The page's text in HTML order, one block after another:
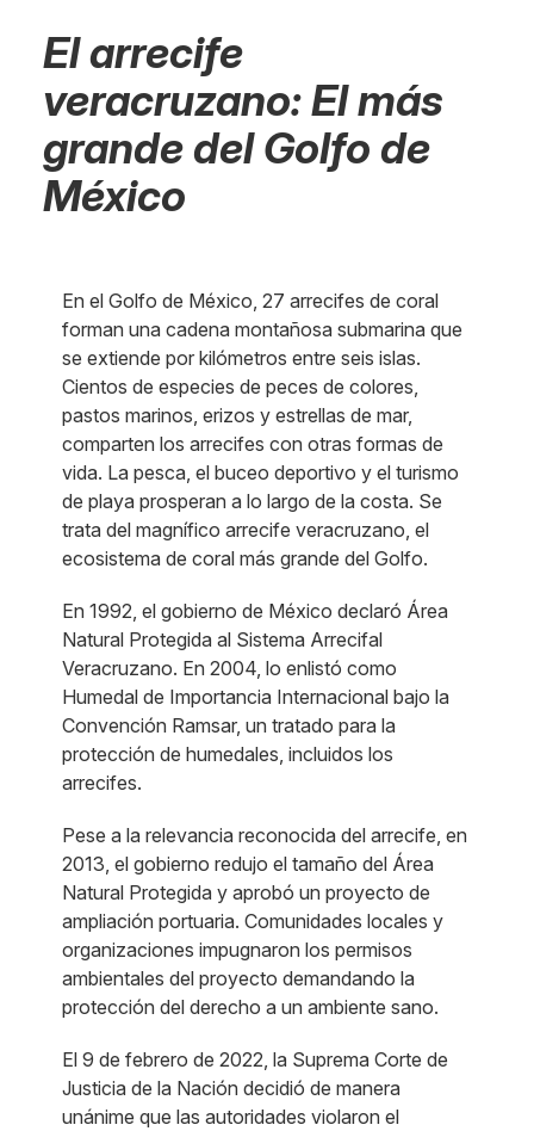
El arrecife
veracruzano: El más
grande del Golfo de
México
En el Golfo de México, 27 arrecifes de coral
forman una cadena montañosa submarina que
se extiende por kilómetros entre seis islas.
Cientos de especies de peces de colores,
pastos marinos, erizos y estrellas de mar,
comparten los arrecifes con otras formas de
vida. La pesca, el buceo deportivo y el turismo
de playa prosperan a lo largo de la costa. Se
trata del magnífico arrecife veracruzano, el
ecosistema de coral más grande del Golfo.
En 1992, el gobierno de México declaró Área
Natural Protegida al Sistema Arrecifal
Veracruzano. En 2004, lo enlistó como
Humedal de Importancia Internacional bajo la
Convención Ramsar, un tratado para la
protección de humedales, incluidos los
arrecifes.
Pese a la relevancia reconocida del arrecife, en
2013, el gobierno redujo el tamaño del Área
Natural Protegida y aprobó un proyecto de
ampliación portuaria. Comunidades locales y
organizaciones impugnaron los permisos
ambientales del proyecto demandando la
protección del derecho a un ambiente sano.
El 9 de febrero de 2022, la Suprema Corte de
Justicia de la Nación decidió de manera
unánime que las autoridades violaron el